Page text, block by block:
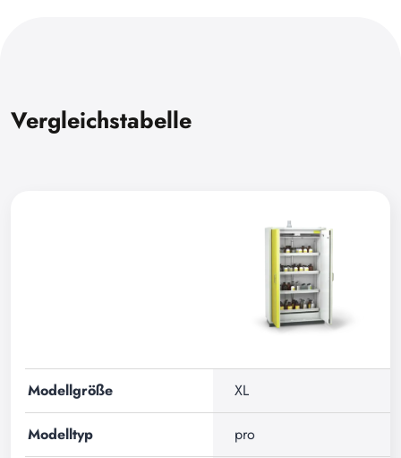
Vergleichstabelle
Modellgröße XL
Modelltyp pro